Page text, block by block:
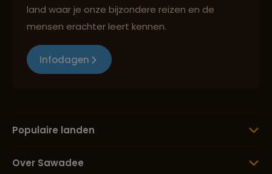
land waar je onze bijzondere reizen en de
mensen erachter leert kennen.
Infodagen
Populaire landen
Over Sawadee